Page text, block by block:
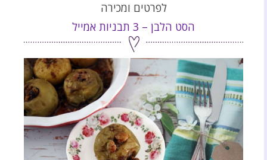
לפרטים ומכירה
הסט הלבן – 3 תבניות אמייל